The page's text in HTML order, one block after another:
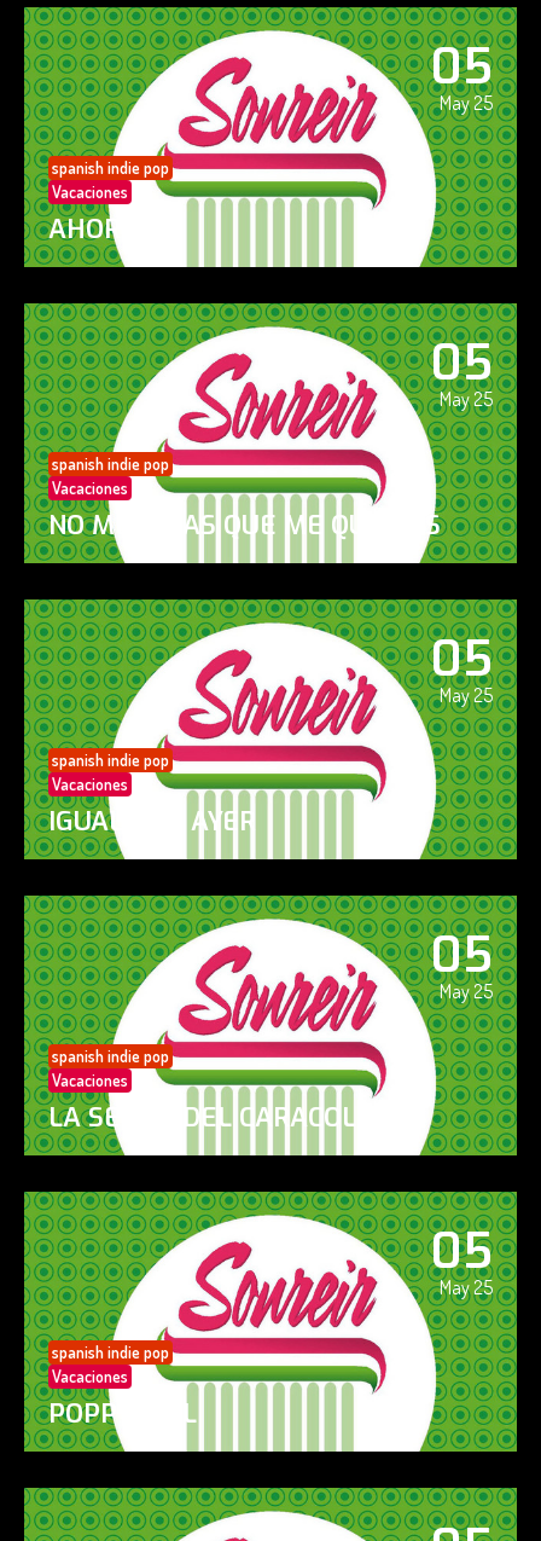
05
May 25
spanish indie pop
Vacaciones
AHORA SÍ!
05
May 25
spanish indie pop
Vacaciones
NO ME DIGAS QUE ME QUIERES
05
May 25
spanish indie pop
Vacaciones
IGUAL QUE AYER
05
May 25
spanish indie pop
Vacaciones
LA SENDA DEL CARACOL
05
May 25
spanish indie pop
Vacaciones
POPPY GIRL